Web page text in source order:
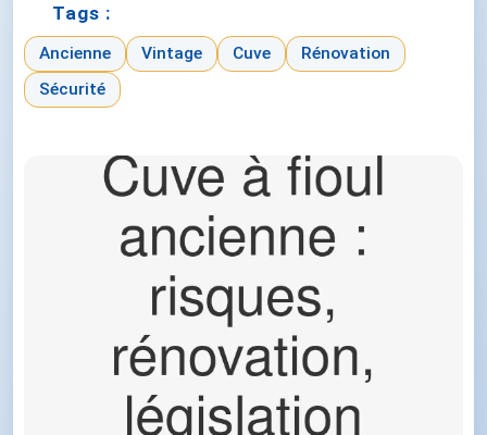
Tags :
Ancienne Vintage Cuve
Rénovation
Sécurité